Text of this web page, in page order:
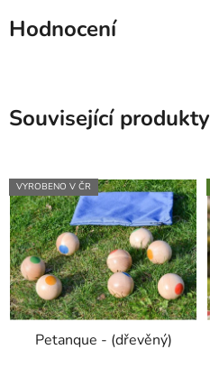
Hodnocení
Související produkty
VYROBENO V ČR
Petanque - (dřevěný)